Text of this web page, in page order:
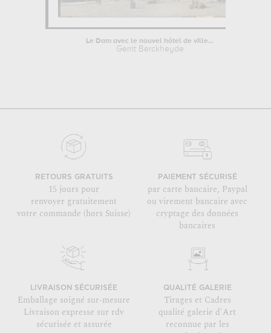
Le Dam avec le nouvel hôtel de ville...
Gerrit Berckheyde
RETOURS GRATUITS
15 jours pour
renvoyer gratuitement
votre commande (hors Suisse)
PAIEMENT SÉCURISÉ
par carte bancaire, Paypal
ou virement bancaire avec
cryptage des données
bancaires
LIVRAISON SÉCURISÉE
Emballage soigné sur-mesure
Livraison expresse sur rdv
sécurisée et assurée
QUALITÉ GALERIE
Tirages et Cadres
qualité galerie d'Art
reconnue par les